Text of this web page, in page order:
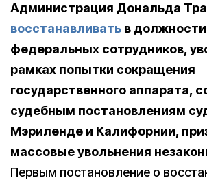
Администрация Дональда
восстанавливать в
федеральных сотрудников,
рамках попытки сокращения
государственного аппарата,
судебным постановлениям
Мэриленде и Калифорнии,
массовые увольнения
Первым постановление о